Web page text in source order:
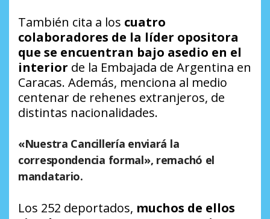
También cita a los cuatro
colaboradores de la líder opositora
que se encuentran bajo asedio en el
interior de la Embajada de Argentina en
Caracas. Además, menciona al medio
centenar de rehenes extranjeros, de
distintas nacionalidades.
«Nuestra Cancillería enviará la
correspondencia formal», remachó el
mandatario.
Los 252 deportados, muchos de ellos